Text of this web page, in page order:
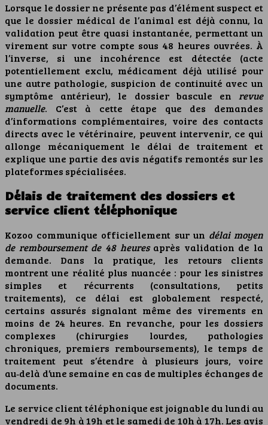
Lorsque le dossier ne présente pas d’élément suspect et
que le dossier médical de l’animal est déjà connu, la
validation peut être quasi instantanée, permettant un
virement sur votre compte sous 48 heures ouvrées. À
l’inverse, si une incohérence est détectée (acte
potentiellement exclu, médicament déjà utilisé pour
une autre pathologie, suspicion de continuité avec un
symptôme antérieur), le dossier bascule en revue
manuelle. C’est à cette étape que des demandes
d’informations complémentaires, voire des contacts
directs avec le vétérinaire, peuvent intervenir, ce qui
allonge mécaniquement le délai de traitement et
explique une partie des avis négatifs remontés sur les
plateformes spécialisées.
Délais de traitement des dossiers et
service client téléphonique
Kozoo communique officiellement sur un délai moyen
de remboursement de 48 heuresaprès validation de la
demande. Dans la pratique, les retours clients
montrent une réalité plus nuancée : pour les sinistres
simples et récurrents (consultations, petits
traitements), ce délai est globalement respecté,
certains assurés signalant même des virements en
moins de 24 heures. En revanche, pour les dossiers
complexes (chirurgies lourdes, pathologies
chroniques, premiers remboursements), le temps de
traitement peut s’étendre à plusieurs jours, voire
au‑delà d’une semaine en cas de multiples échanges de
documents.
Le service client téléphonique est joignable du lundi au
vendredi de 9h à 19h et le samedi de 10h à 17h. Les avis